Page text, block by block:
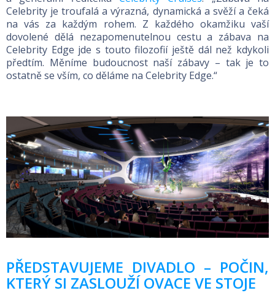
Celebrity je troufalá a výrazná, dynamická a svěží a čeká
na vás za každým rohem. Z každého okamžiku vaší
dovolené dělá nezapomenutelnou cestu a zábava na
Celebrity Edge jde s touto filozofií ještě dál než kdykoli
předtím. Měníme budoucnost naší zábavy – tak je to
ostatně se vším, co děláme na Celebrity Edge.“
PŘEDSTAVUJEME DIVADLO – POČIN,
KTERÝ SI ZASLOUŽÍ OVACE VE STOJE